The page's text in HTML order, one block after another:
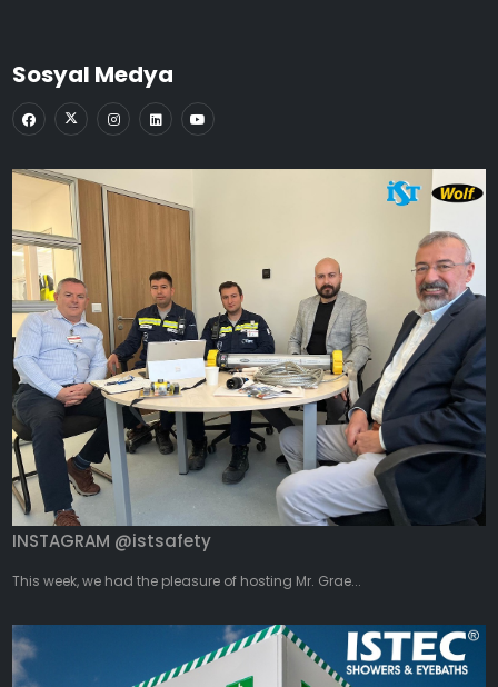
Sosyal Medya
INSTAGRAM @istsafety
This week, we had the pleasure of hosting Mr. Grae...